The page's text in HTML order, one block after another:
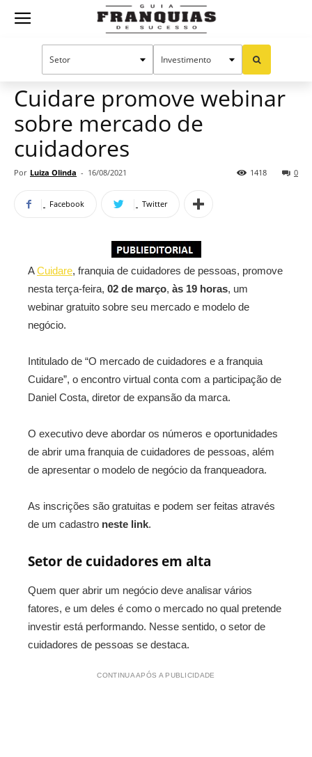
Guia
Mercado de franquias
Cuidare promove webinar
sobre mercado de
cuidadores
Por Luiza Olinda - 16/08/2021 0
1418
Facebook Twitter
ACuidare, franquia de cuidadores de pessoas, promove
nesta terça-feira, 02 de março, às 19 horas, um
webinar gratuito sobre seu mercado e modelo de
negócio.
Intitulado de “O mercado de cuidadores e a franquia
Cuidare”, o encontro virtual conta com a participação de
Daniel Costa, diretor de expansão da marca.
O executivo deve abordar os números e oportunidades
de abrir uma franquia de cuidadores de pessoas, além
de apresentar o modelo de negócio da franqueadora.
As inscrições são gratuitas e podem ser feitas através
de um cadastro neste link.
Setor de cuidadores em alta
Quem quer abrir um negócio deve analisar vários
fatores, e um deles é como o mercado no qual pretende
investir está performando. Nesse sentido, o setor de
cuidadores de pessoas se destaca.
CONTINUA APÓS A PUBLICIDADE